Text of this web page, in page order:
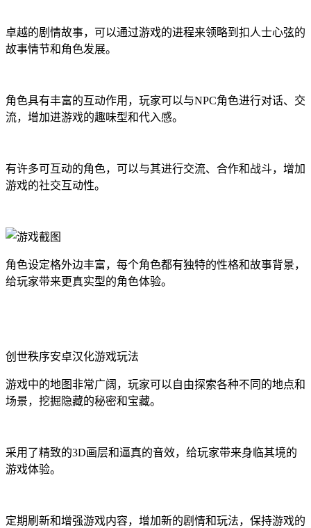
卓越的剧情故事，可以通过游戏的进程来领略到扣人士心弦的
故事情节和角色发展。
角色具有丰富的互动作用，玩家可以与NPC角色进行对话、交
流，增加进游戏的趣味型和代入感。
有许多可互动的角色，可以与其进行交流、合作和战斗，增加
游戏的社交互动性。
角色设定格外边丰富，每个角色都有独特的性格和故事背景，
给玩家带来更真实型的角色体验。
创世秩序安卓汉化游戏玩法
游戏中的地图非常广阔，玩家可以自由探索各种不同的地点和
场景，挖掘隐藏的秘密和宝藏。
采用了精致的3D画层和逼真的音效，给玩家带来身临其境的
游戏体验。
定期刷新和增强游戏内容，增加新的剧情和玩法，保持游戏的